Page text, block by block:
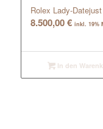
Rolex Lady-
8.500,00€ inkl. 19%
In den